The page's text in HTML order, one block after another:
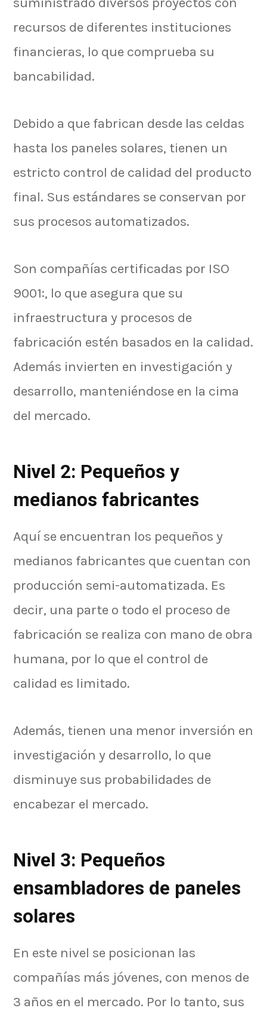
recursos de diferentes instituciones
financieras, lo que comprueba su
bancabilidad.
Debido a que fabrican desde las celdas
hasta los paneles solares, tienen un
estricto control de calidad del producto
final. Sus estándares se conservan por
sus procesos automatizados.
Son compañías certificadas por ISO
9001:, lo que asegura que su
infraestructura y procesos de
fabricación estén basados en la calidad.
Además invierten en investigación y
desarrollo, manteniéndose en la cima
del mercado.
Nivel 2: Pequeños y
medianos fabricantes
Aquí se encuentran los pequeños y
medianos fabricantes que cuentan con
producción semi-automatizada. Es
decir, una parte o todo el proceso de
fabricación se realiza con mano de obra
humana, por lo que el control de
calidad es limitado.
Además, tienen una menor inversión en
investigación y desarrollo, lo que
disminuye sus probabilidades de
encabezar el mercado.
Nivel 3: Pequeños
ensambladores de paneles
solares
En este nivel se posicionan las
compañías más jóvenes, con menos de
3 años en el mercado. Por lo tanto, sus